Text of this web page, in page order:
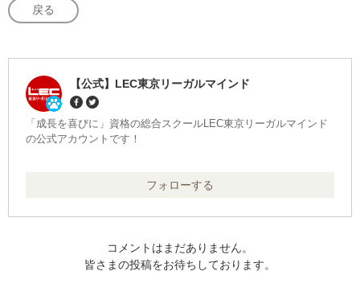
戻る
【公式】LEC東京リーガルマインド
「成長を喜びに」資格の総合スクールLEC東京リーガルマインド
の公式アカウントです！
フォローする
コメントはまだありません。
皆さまの投稿をお待ちしております。